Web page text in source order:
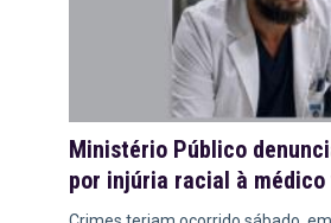
Ministério Público
por injúria racial à médico